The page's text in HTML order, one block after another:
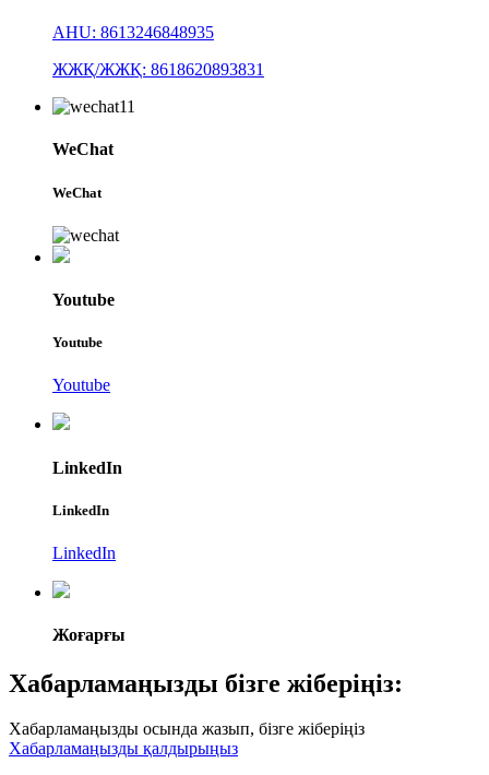
AHU: 8613246848935
ЖЖҚ/ЖЖҚ: 8618620893831
WeChat
WeChat
Youtube
Youtube
Youtube
LinkedIn
LinkedIn
LinkedIn
Жоғарғы
Хабарламаңызды бізге жіберіңіз:
Хабарламаңызды осында жазып, бізге жіберіңіз
Хабарламаңызды қалдырыңыз